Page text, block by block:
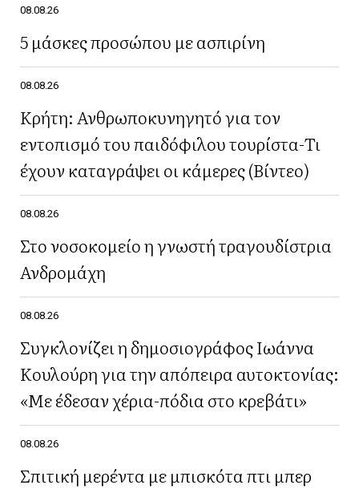
08.08.26
5 μάσκες προσώπου με ασπιρίνη
08.08.26
Κρήτη: Ανθρωποκυνηγητό για τον
εντοπισμό του παιδόφιλου τουρίστα-Τι
έχουν καταγράψει οι κάμερες (Βίντεο)
08.08.26
Στο νοσοκομείο η γνωστή τραγουδίστρια
Ανδρομάχη
08.08.26
Συγκλονίζει η δημοσιογράφος Ιωάννα
Κουλούρη για την απόπειρα αυτοκτονίας:
«Με έδεσαν χέρια-πόδια στο κρεβάτι»
08.08.26
Σπιτική μερέντα με μπισκότα πτι μπερ